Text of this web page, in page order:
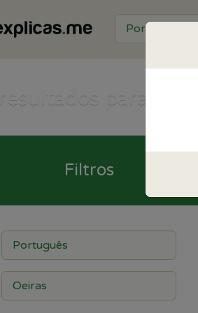
resultados para
Filtros